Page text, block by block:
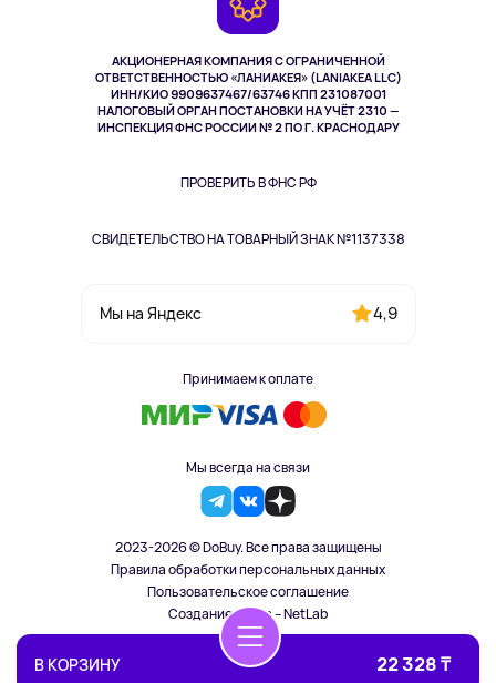
В КОРЗИНУ 22 328 ₸
АКЦИОНЕРНАЯ КОМПАНИЯ С ОГРАНИЧЕННОЙ
ОТВЕТСТВЕННОСТЬЮ «ЛАНИАКЕЯ» (LANIAKEA LLC)
ИНН/КИО 9909637467/63746 КПП 231087001
НАЛОГОВЫЙ ОРГАН ПОСТАНОВКИ НА УЧЁТ 2310 —
ИНСПЕКЦИЯ ФНС РОССИИ № 2 ПО Г. КРАСНОДАРУ
ПРОВЕРИТЬ В ФНС РФ
СВИДЕТЕЛЬСТВО НА ТОВАРНЫЙ ЗНАК №1137338
Мы на Яндекс 4,9
Принимаем к оплате
Мы всегда на связи
Одежда и аксессуары
2023-2026 © DoBuy. Все права защищены
Правила обработки персональных данных
Пользовательское соглашение
Создание сайта – NetLab